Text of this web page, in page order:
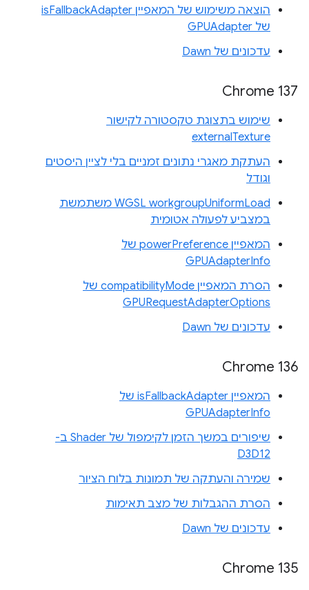
הוצאה משימוש של המאפיין isFallbackAdapter
של GPUAdapter
עדכונים של Dawn
Chrome 137
שימוש בתצוגת טקסטורה לקישור
externalTexture
העתקת מאגרי נתונים זמניים בלי לציין היסטים
וגודל
WGSL workgroupUniformLoad משתמשת
במצביע לפעולה אטומית
המאפיין powerPreference של
GPUAdapterInfo
הסרת המאפיין compatibilityMode של
GPURequestAdapterOptions
עדכונים של Dawn
Chrome 136
המאפיין isFallbackAdapter של
GPUAdapterInfo
שיפורים במשך הזמן לקימפול של Shader ב-
D3D12
שמירה והעתקה של תמונות בלוח הציור
הסרת ההגבלות של מצב תאימות
עדכונים של Dawn
Chrome 135